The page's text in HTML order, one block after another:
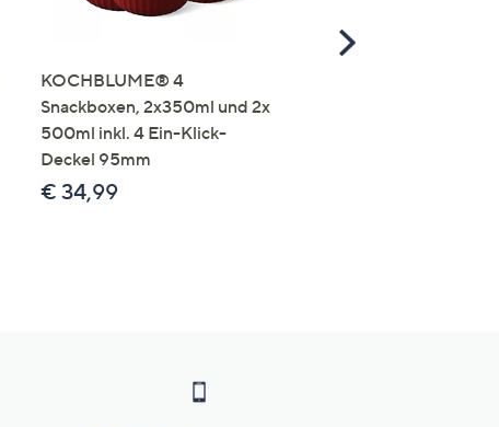
KOCHBLUME® 4
Snackboxen, 2x350ml und 2x
500ml inkl. 4 Ein-Klick-
Deckel 95mm
€ 34,99
Scroll